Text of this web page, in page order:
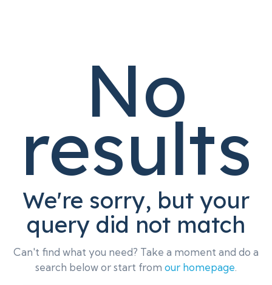
No
results
We're sorry, but your
query did not match
Can't find what you need? Take a moment and do a
search below or start from our homepage.